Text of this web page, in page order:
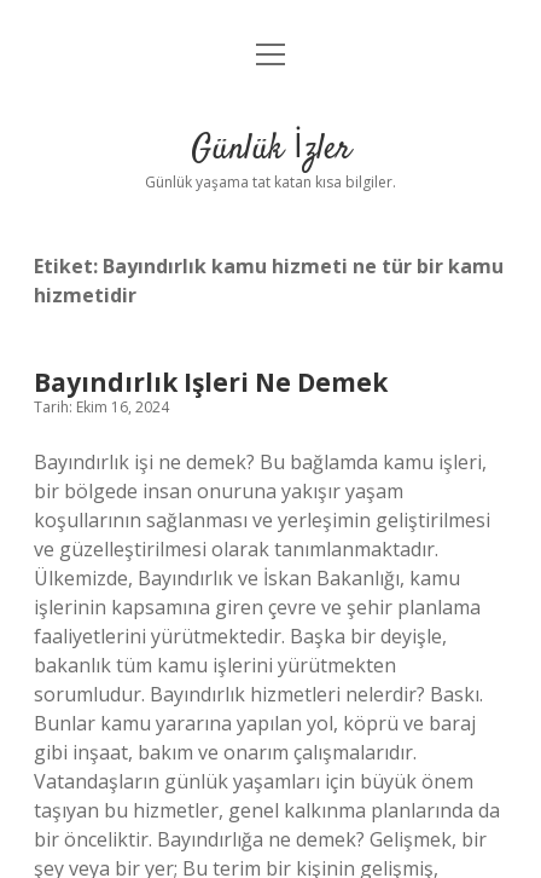
Anasayfa
Yasal Uyarı
menüyü
Günlük İzler
Günlük yaşama tat katan kısa bilgiler.
Etiket: Bayındırlık kamu hizmeti ne tür bir kamu
hizmetidir
Bayındırlık Işleri Ne Demek
Tarih: Ekim 16, 2024
Bayındırlık işi ne demek? Bu bağlamda kamu işleri,
bir bölgede insan onuruna yakışır yaşam
koşullarının sağlanması ve yerleşimin geliştirilmesi
ve güzelleştirilmesi olarak tanımlanmaktadır.
Ülkemizde, Bayındırlık ve İskan Bakanlığı, kamu
işlerinin kapsamına giren çevre ve şehir planlama
faaliyetlerini yürütmektedir. Başka bir deyişle,
bakanlık tüm kamu işlerini yürütmekten
sorumludur. Bayındırlık hizmetleri nelerdir? Baskı.
Bunlar kamu yararına yapılan yol, köprü ve baraj
gibi inşaat, bakım ve onarım çalışmalarıdır.
Vatandaşların günlük yaşamları için büyük önem
taşıyan bu hizmetler, genel kalkınma planlarında da
bir önceliktir. Bayındırlığa ne demek? Gelişmek, bir
şey veya bir yer; Bu terim bir kişinin gelişmiş,